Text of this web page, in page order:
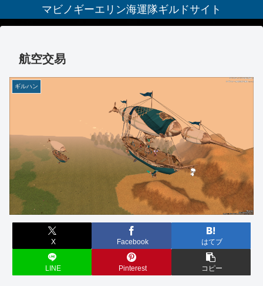
マビノギーエリン海運隊ギルドサイト
航空交易
ギルハン
X Facebook はてブ
LINE Pinterest コピー